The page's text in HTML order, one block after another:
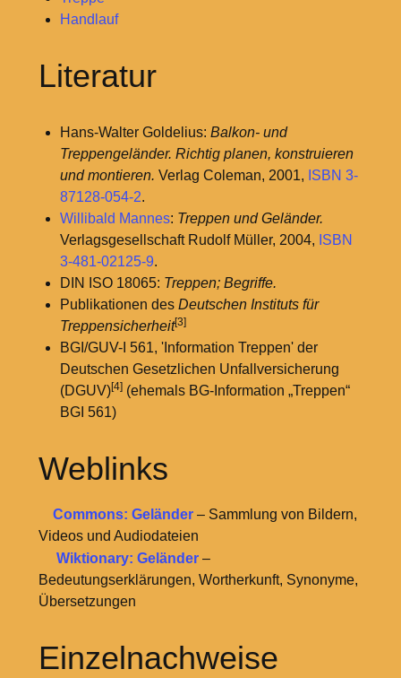
Handlauf
Literatur
Hans-Walter Goldelius: Balkon- und
Treppengeländer. Richtig planen, konstruieren
und montieren. Verlag Coleman, 2001, ISBN 3-
87128-054-2.
Willibald Mannes: Treppen und Geländer.
Verlagsgesellschaft Rudolf Müller, 2004, ISBN
3-481-02125-9.
DIN ISO 18065: Treppen; Begriffe.
Publikationen des Deutschen Instituts für
Treppensicherheit[3]
BGI/GUV-I 561, 'Information Treppen' der
Deutschen Gesetzlichen Unfallversicherung
(DGUV)[4](ehemals BG-Information „Treppen“
BGI 561)
Weblinks
Commons: Geländer– Sammlung von Bildern,
Videos und Audiodateien
Wiktionary: Geländer–
Bedeutungserklärungen, Wortherkunft, Synonyme,
Übersetzungen
Einzelnachweise